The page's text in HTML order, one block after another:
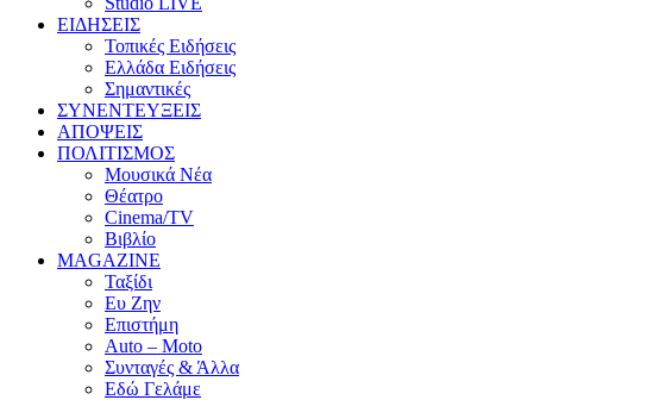
ΕΙΔΗΣΕΙΣ
Τοπικές Ειδήσεις
Ελλάδα Ειδήσεις
Σημαντικές
ΣΥΝΕΝΤΕΥΞΕΙΣ
ΑΠΟΨΕΙΣ
ΠΟΛΙΤΙΣΜΟΣ
Μουσικά Νέα
Θέατρο
Cinema/TV
Βιβλίο
MAGAZINE
Ταξίδι
Ευ Ζην
Επιστήμη
Auto – Moto
Συνταγές & Άλλα
Εδώ Γελάμε